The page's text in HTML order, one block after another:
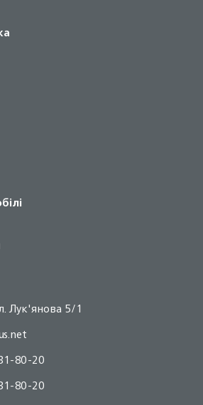
Лук'янова 5/1
80-20
80-20